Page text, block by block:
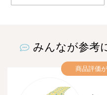
みんなが参考
商品評価